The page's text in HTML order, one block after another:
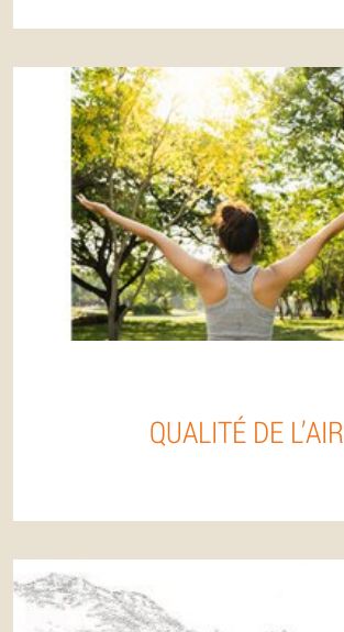
QUALITÉ DE L’AIR